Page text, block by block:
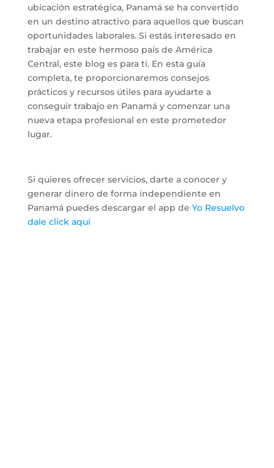
ubicación estratégica, Panamá se ha convertido
en un destino atractivo para aquellos que buscan
oportunidades laborales. Si estás interesado en
trabajar en este hermoso país de América
Central, este blog es para ti. En esta guía
completa, te proporcionaremos consejos
prácticos y recursos útiles para ayudarte a
conseguir trabajo en Panamá y comenzar una
nueva etapa profesional en este prometedor
lugar.
Si quieres ofrecer servicios, darte a conocer y
generar dinero de forma independiente en
Panamá puedes descargar el app de Yo Resuelvo
dale click aquí